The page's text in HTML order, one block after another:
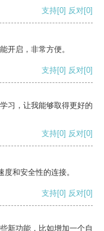
支持[0] 反对[0]
开启，非常方便。
支持[0] 反对[0]
习，让我能够取得更好的
支持[0] 反对[0]
和安全性的连接。
支持[0] 反对[0]
新功能，比如增加一个自